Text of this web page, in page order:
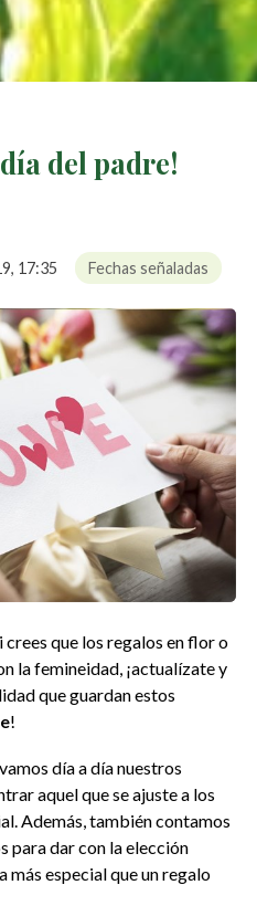
del padre!
17:35 Fechas señaladas
que los regalos en flor o
la femineidad, ¡actualízate y
que guardan estos
!
día a día nuestros
aquel que se ajuste a los
Además, también contamos
para dar con la elección
más especial que un regalo